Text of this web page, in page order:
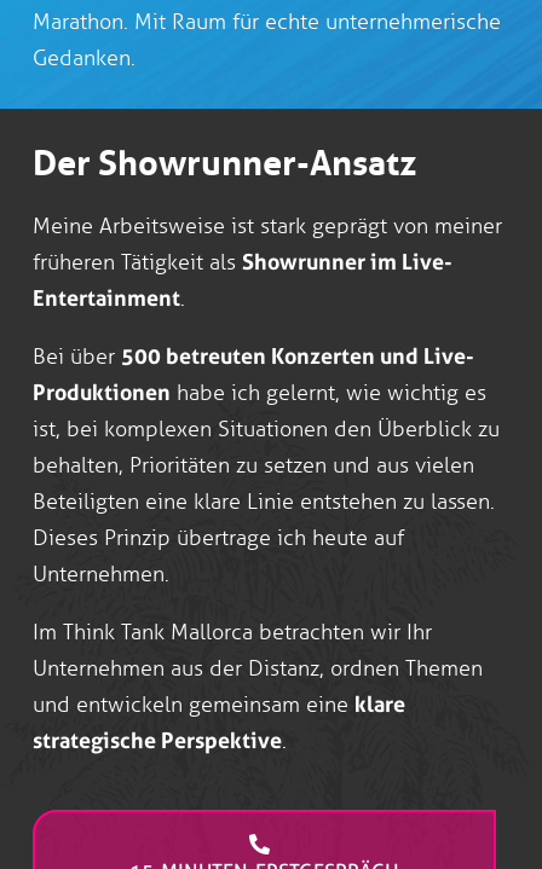
Marathon. Mit Raum für echte unternehmerische
Gedanken.
Der Showrunner-Ansatz
Meine Arbeitsweise ist stark geprägt von meiner
früheren Tätigkeit als Showrunner im Live-
Entertainment.
Bei über 500 betreuten Konzerten und Live-
Produktionen habe ich gelernt, wie wichtig es
ist, bei komplexen Situationen den Überblick zu
behalten, Prioritäten zu setzen und aus vielen
Beteiligten eine klare Linie entstehen zu lassen.
Dieses Prinzip übertrage ich heute auf
Unternehmen.
Im Think Tank Mallorca betrachten wir Ihr
Unternehmen aus der Distanz, ordnen Themen
und entwickeln gemeinsam eine klare
strategische Perspektive.